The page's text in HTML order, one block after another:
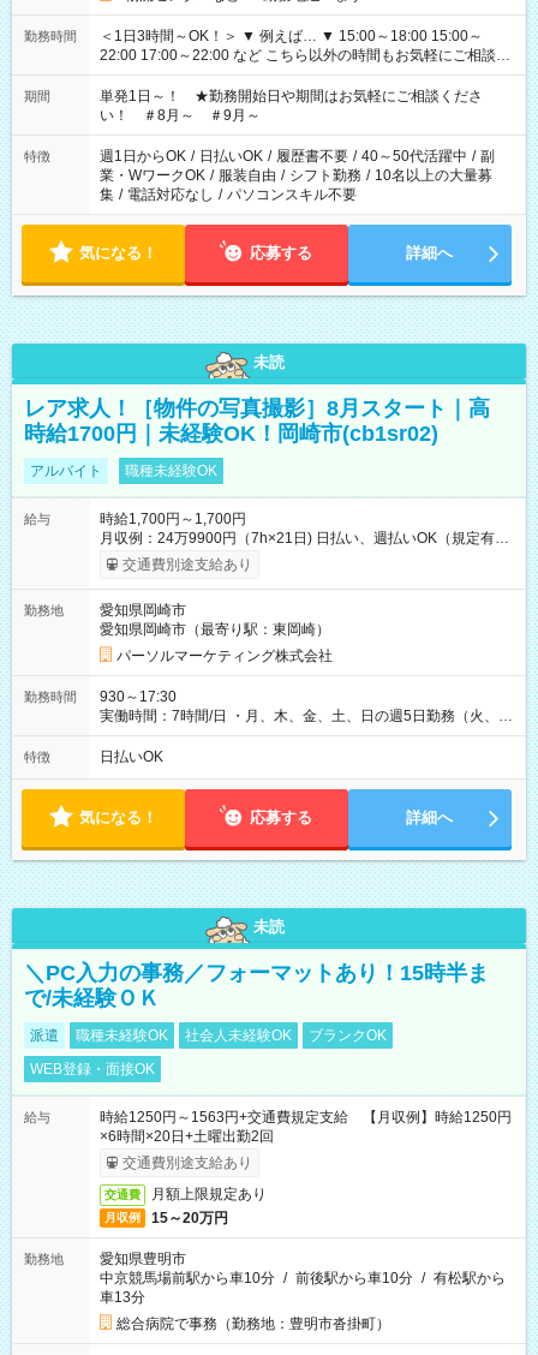
勤務時間
＜1日3時間～OK！＞ ▼ 例えば… ▼ 15:00～18:00 15:00～
22:00 17:00～22:00 など こちら以外の時間もお気軽にご相談く
ださい！
期間
単発1日～！ ★勤務開始日や期間はお気軽にご相談くださ
い！ ＃8月～ ＃9月～
特徴 週1日からOK / 日払いOK / 履歴書不要 / 40～50代活躍中 / 副
業・WワークOK / 服装自由 / シフト勤務 / 10名以上の大量募
集 / 電話対応なし / パソコンスキル不要
気になる！ 応募する 詳細へ
未読
レア求人！［物件の写真撮影］8月スタート｜高
時給1700円｜未経験OK！岡崎市(cb1sr02)
アルバイト 職種未経験OK
給与
時給1,700円～1,700円
月収例：24万9900円（7h×21日) 日払い、週払いOK（規定有
り） 【試用期間】試用期間なし
交通費別途支給あり
勤務地
愛知県岡崎市
愛知県岡崎市（最寄り駅：東岡崎）
パーソルマーケティング株式会社
勤務時間
930～17:30
実働時間：7時間/日 ・月、木、金、土、日の週5日勤務（火、水
は固定休です／夏季、年末年始等、長期休暇有り！） ・ワンシ
フト！ 残業ほぼナシ（0～5h/月）
特徴 日払いOK
気になる！ 応募する 詳細へ
未読
＼PC入力の事務／フォーマットあり！15時半ま
で/未経験ＯＫ
派遣 職種未経験OK 社会人未経験OK
ブランクOK
WEB登録・面接OK
給与
時給1250円～1563円+交通費規定支給 【月収例】時給1250円
×6時間×20日+土曜出勤2回
交通費別途支給あり
交通費 月額上限規定あり
月収例 15～20万円
勤務地
愛知県豊明市
中京競馬場前駅から車10分 / 前後駅から車10分 / 有松駅から
車13分
総合病院で事務（勤務地：豊明市沓掛町）